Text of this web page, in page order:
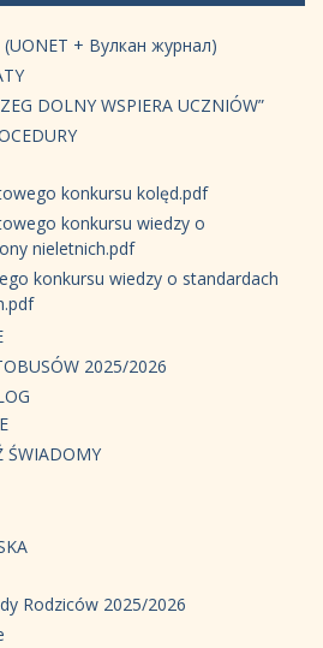
(UONET + Вулкан журнал)
DOLNY WSPIERA UCZNIÓW”
konkursu kolęd.pdf
konkursu wiedzy o
nieletnich.pdf
konkursu wiedzy o standardach
2025/2026
ŚWIADOMY
Rodziców 2025/2026